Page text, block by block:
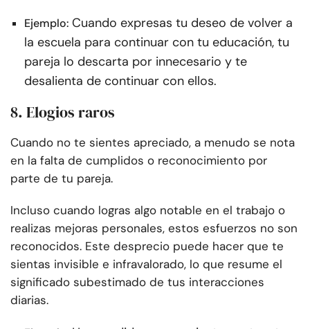
Ejemplo: Cuando expresas tu deseo de volver a
la escuela para continuar con tu educación, tu
pareja lo descarta por innecesario y te
desalienta de continuar con ellos.
8. Elogios raros
Cuando no te sientes apreciado, a menudo se nota
en la falta de cumplidos o reconocimiento por
parte de tu pareja.
Incluso cuando logras algo notable en el trabajo o
realizas mejoras personales, estos esfuerzos no son
reconocidos. Este desprecio puede hacer que te
sientas invisible e infravalorado, lo que resume el
significado subestimado de tus interacciones
diarias.